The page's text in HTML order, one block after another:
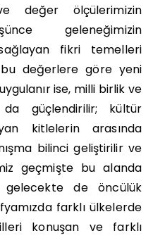
değer ölçülerimizin
geleneğimizin
fikri temelleri
değerlere göre yeni
ise, milli birlik ve
güçlendirilir; kültür
kitlelerin arasında
bilinci geliştirilir ve
geçmişte bu alanda
gelecekte de öncülük
farklı ülkelerde
konuşan ve farklı